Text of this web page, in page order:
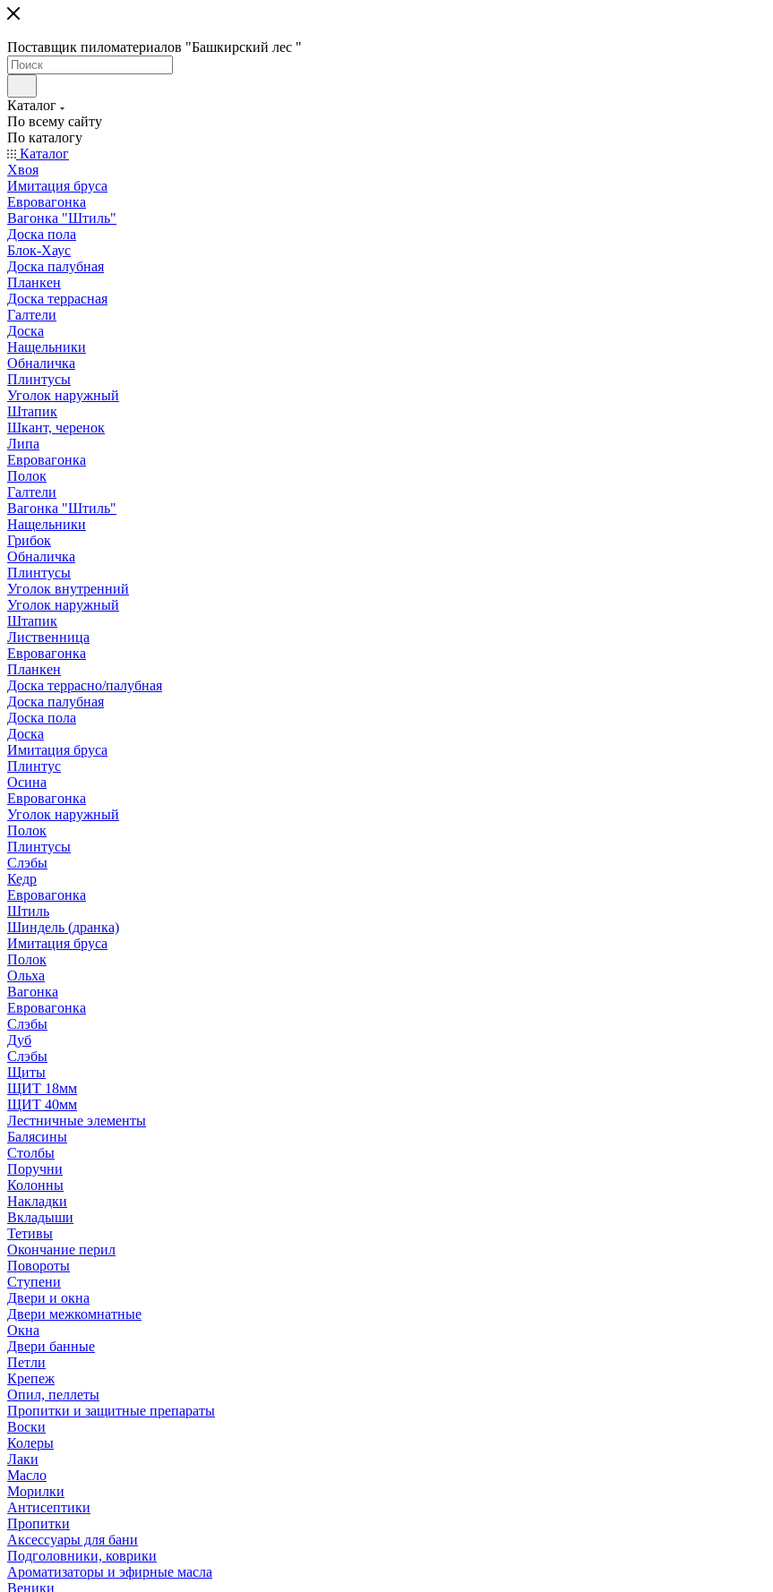
Поставщик пиломатериалов "Башкирский лес "
Каталог
По всему сайту
По каталогу
Каталог
Хвоя
Имитация бруса
Евровагонка
Вагонка "Штиль"
Доска пола
Блок-Хаус
Доска палубная
Планкен
Доска террасная
Галтели
Доска
Нащельники
Обналичка
Плинтусы
Уголок наружный
Штапик
Шкант, черенок
Липа
Евровагонка
Полок
Галтели
Вагонка "Штиль"
Нащельники
Грибок
Обналичка
Плинтусы
Уголок внутренний
Уголок наружный
Штапик
Лиственница
Евровагонка
Планкен
Доска террасно/палубная
Доска палубная
Доска пола
Доска
Имитация бруса
Плинтус
Осина
Евровагонка
Уголок наружный
Полок
Плинтусы
Слэбы
Кедр
Евровагонка
Штиль
Шиндель (дранка)
Имитация бруса
Полок
Ольха
Вагонка
Евровагонка
Слэбы
Дуб
Слэбы
Щиты
ЩИТ 18мм
ЩИТ 40мм
Лестничные элементы
Балясины
Столбы
Поручни
Колонны
Накладки
Вкладыши
Тетивы
Окончание перил
Повороты
Ступени
Двери и окна
Двери межкомнатные
Окна
Двери банные
Петли
Крепеж
Опил, пеллеты
Пропитки и защитные препараты
Воски
Колеры
Лаки
Масло
Морилки
Антисептики
Пропитки
Аксессуары для бани
Подголовники, коврики
Ароматизаторы и эфирные масла
Веники